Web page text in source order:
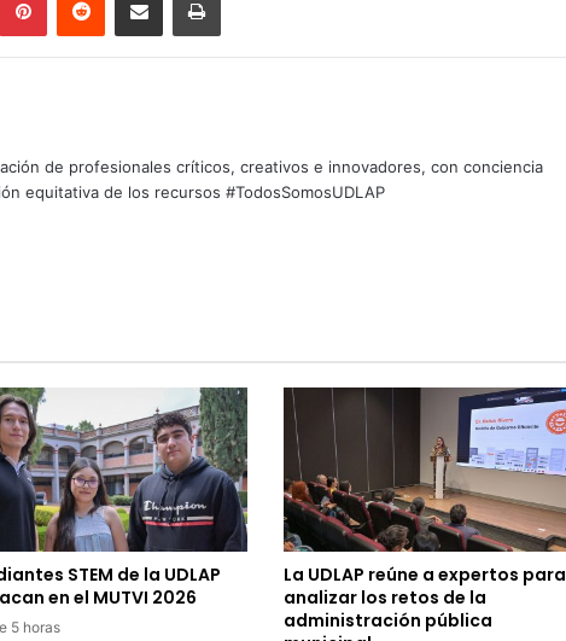
de profesionales críticos, creativos e innovadores, con conciencia
equitativa de los recursos #TodosSomosUDLAP
STEM de la UDLAP
en el MUTVI 2026
5 horas
La UDLAP reúne a expertos para
analizar los retos de la
administración pública